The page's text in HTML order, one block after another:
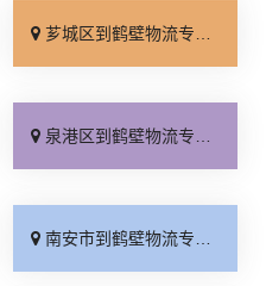
芗城区到鹤壁物流专线_全程无虑「资质齐全」
泉港区到鹤壁物流专线_合理收费「直达特快专线」
南安市到鹤壁物流专线_市县闪送「直达不中转」